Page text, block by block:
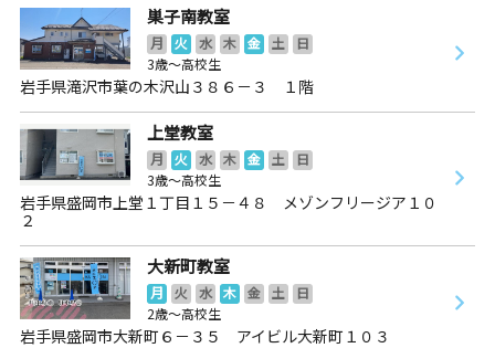
巣子南教室
月 火 水 木 金 土
日
3歳～高校生
岩手県滝沢市葉の木沢山３８６－３ １階
上堂教室
月 火 水 木 金 土
日
3歳～高校生
岩手県盛岡市上堂１丁目１５－４８ メゾンフリージア１０
２
大新町教室
月 火 水 木 金 土
日
2歳～高校生
岩手県盛岡市大新町６－３５ アイビル大新町１０３